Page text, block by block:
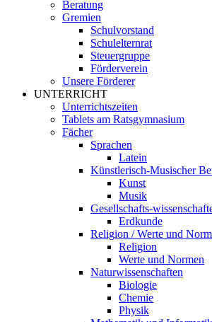
Beratung
Gremien
Schulvorstand
Schulelternrat
Steuergruppe
Förderverein
Unsere Förderer
UNTERRICHT
Unterrichtszeiten
Tablets am Ratsgymnasium
Fächer
Sprachen
Latein
Künstlerisch-Musischer
Kunst
Musik
Gesellschafts-
Erdkunde
Religion / Werte und
Religion
Werte und Normen
Naturwissenschaften
Biologie
Chemie
Physik